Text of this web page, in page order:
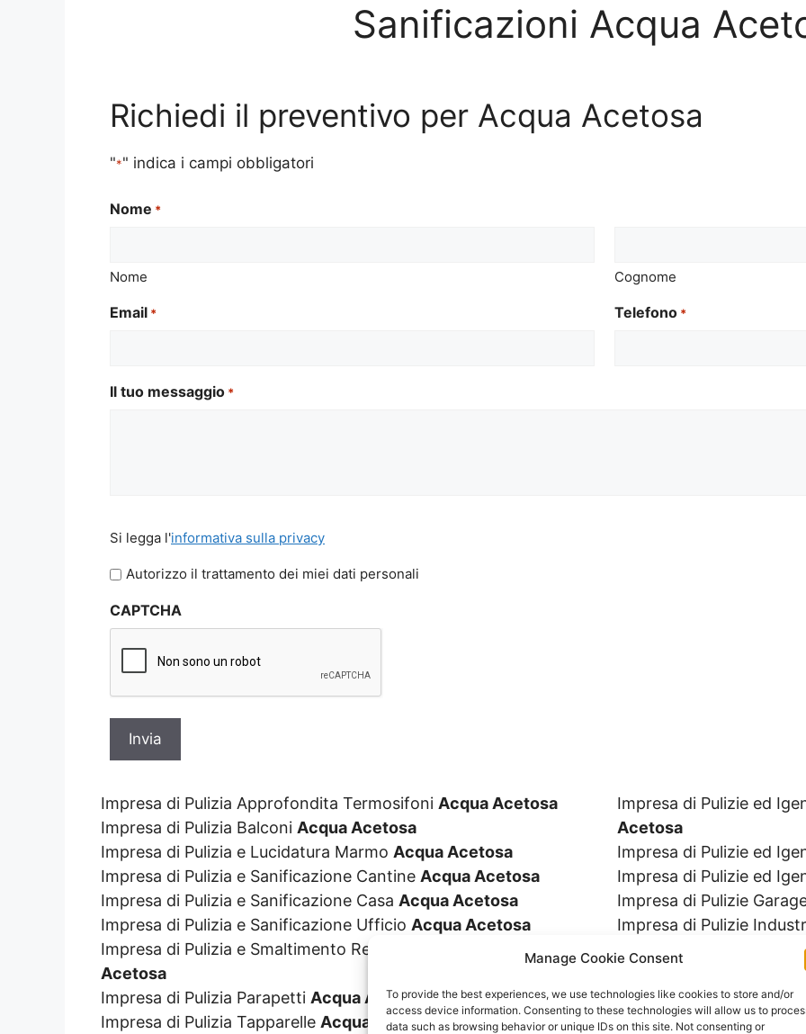
Manage Cookie Consent
To provide the best experiences, we use technologies like cookies to store and/or
access device information. Consenting to these technologies will allow us to
data such as browsing behavior or unique IDs on this site. Not consenting or
Sanificazioni Acqua
Richiedi il preventivo per Acqua Acetosa
"*" indica i campi obbligatori
Nome *
Nome Cognome
Email * Telefono *
Il tuo messaggio *
legga
l'informativa
privacy
Si legga l'informativa sulla privacy
Autorizzo il trattamento dei miei dati personali
CAPTCHA
Impresa di Pulizia Approfondita Termosifoni Acqua Acetosa
Impresa di Pulizia Balconi Acqua Acetosa
Impresa di Pulizia e Lucidatura Marmo Acqua Acetosa
Impresa di Pulizia e Sanificazione Cantine Acqua Acetosa
Impresa di Pulizia e Sanificazione Casa Acqua Acetosa
Impresa di Pulizia e Sanificazione Ufficio Acqua Acetosa
Impresa di Pulizia e Smaltimento Resti Alimentari
Acetosa
Impresa di Pulizia Parapetti Acqua Acetosa
Impresa di Pulizia Tapparelle Acqua Acetosa
Impresa di Pulizie ed
Acetosa
Impresa di Pulizie ed
Impresa di Pulizie ed
Impresa di Pulizie
Impresa di Pulizie
Impresa di Pulizie
Impresa di Pulizie
Impresa di Pulizie
Impresa di Pulizie